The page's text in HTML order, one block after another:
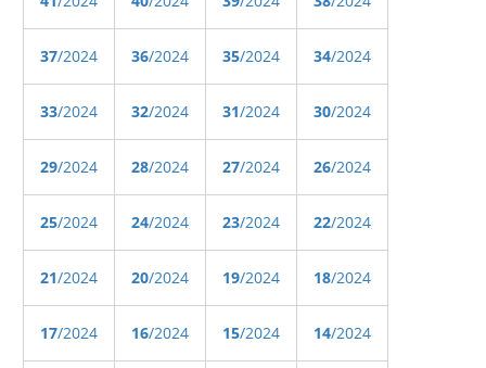
37/2024 36/2024 35/2024 34/2024
33/2024 32/2024 31/2024 30/2024
29/2024 28/2024 27/2024 26/2024
25/2024 24/2024 23/2024 22/2024
21/2024 20/2024 19/2024 18/2024
17/2024 16/2024 15/2024 14/2024